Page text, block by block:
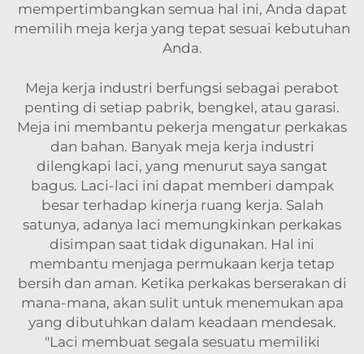
mempertimbangkan semua hal ini, Anda dapat
memilih meja kerja yang tepat sesuai kebutuhan
Anda.
Meja kerja industri berfungsi sebagai perabot
penting di setiap pabrik, bengkel, atau garasi.
Meja ini membantu pekerja mengatur perkakas
dan bahan. Banyak meja kerja industri
dilengkapi laci, yang menurut saya sangat
bagus. Laci-laci ini dapat memberi dampak
besar terhadap kinerja ruang kerja. Salah
satunya, adanya laci memungkinkan perkakas
disimpan saat tidak digunakan. Hal ini
membantu menjaga permukaan kerja tetap
bersih dan aman. Ketika perkakas berserakan di
mana-mana, akan sulit untuk menemukan apa
yang dibutuhkan dalam keadaan mendesak.
"Laci membuat segala sesuatu memiliki